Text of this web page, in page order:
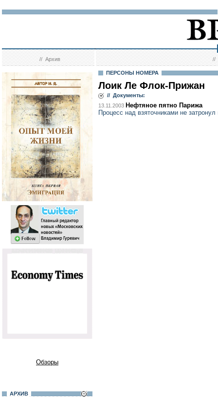
//Архив //
Обзоры
АРХИВ
ПЕРСОНЫ НОМЕРА
Лоик Ле Флок-Прижан
// Документы:
13.11.2003 Нефтяное пятно Парижа
Процесс над взяточниками не